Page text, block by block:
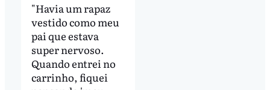
"Havia um rapaz
vestido como meu
pai que estava
super nervoso.
Quando entrei no
carrinho, fiquei